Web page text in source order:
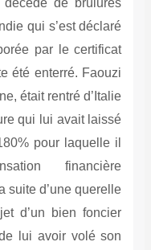
de brûlures
qui s’est déclaré
par le certificat
été enterré. Faouzi
était rentré d’Italie
qui lui avait laissé
pour laquelle il
financière
suite d’une querelle
d’un bien foncier
lui avoir volé son